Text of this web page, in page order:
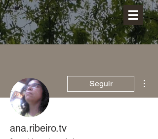
Seguir
ana.ribeiro.tv